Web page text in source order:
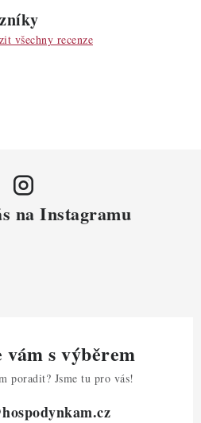
všechny recenze
na Instagramu
vám s výběrem
poradit? Jsme tu pro vás!
hospodynkam.cz